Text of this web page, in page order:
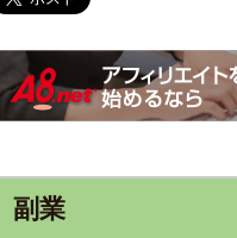
副業